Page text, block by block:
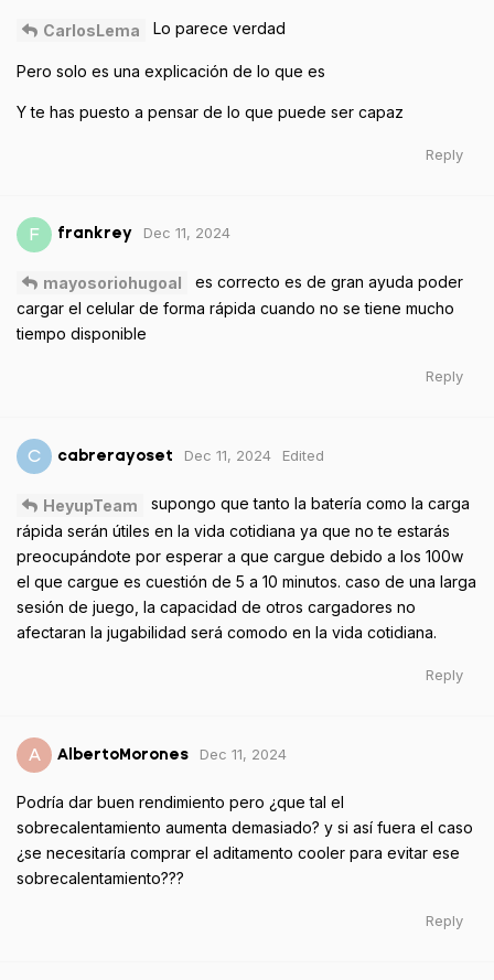
CarlosLema Lo parece verdad
Pero solo es una explicación de lo que es
Y te has puesto a pensar de lo que puede ser capaz
Reply
F frankrey Dec 11, 2024
mayosoriohugoal
es correcto es de gran ayuda poder
cargar el celular de forma rápida cuando no se tiene mucho
tiempo disponible
Reply
C cabrerayoset Dec 11, 2024 Edited
HeyupTeam
supongo que tanto la batería como la carga
rápida serán útiles en la vida cotidiana ya que no te estarás
preocupándote por esperar a que cargue debido a los 100w
el que cargue es cuestión de 5 a 10 minutos. caso de una larga
sesión de juego, la capacidad de otros cargadores no
afectaran la jugabilidad será comodo en la vida cotidiana.
Reply
A AlbertoMorones Dec 11, 2024
Podría dar buen rendimiento pero ¿que tal el
sobrecalentamiento aumenta demasiado? y si así fuera el caso
¿se necesitaría comprar el aditamento cooler para evitar ese
sobrecalentamiento???
Reply